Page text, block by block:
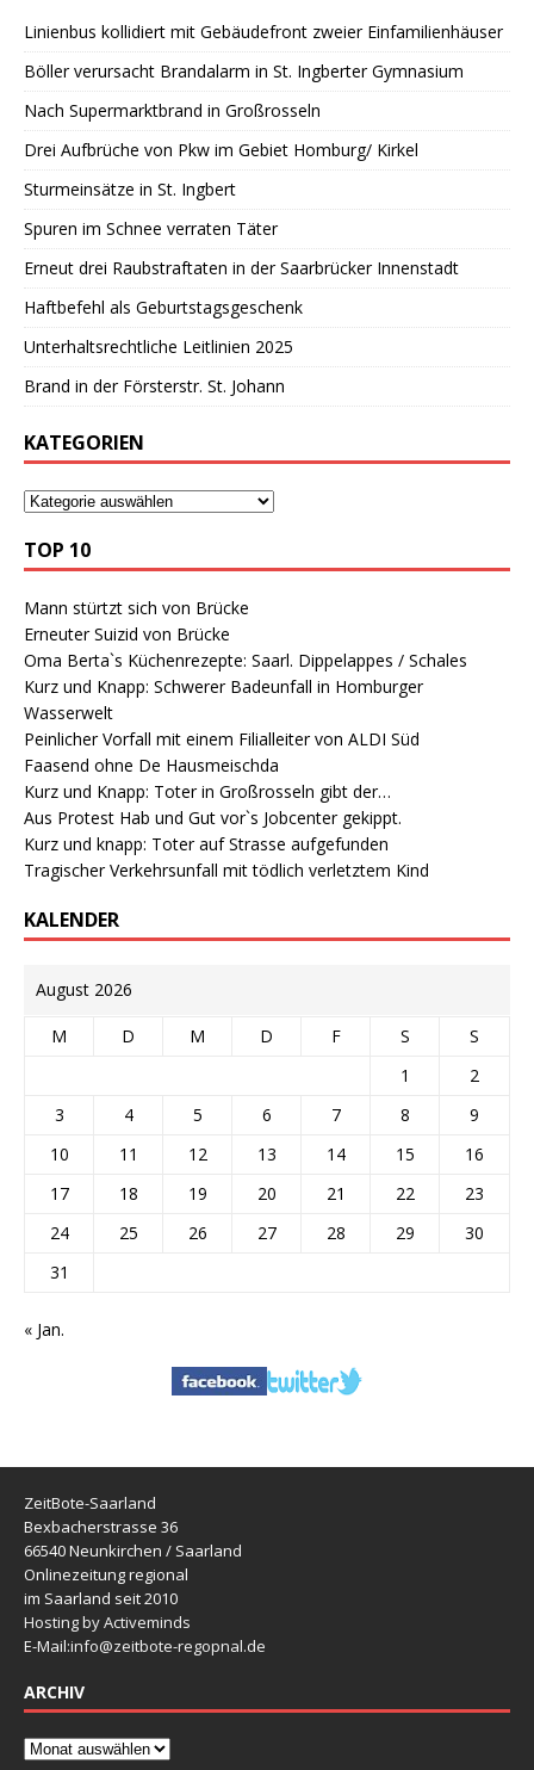
Linienbus kollidiert mit Gebäudefront zweier Einfamilienhäuser
Böller verursacht Brandalarm in St. Ingberter Gymnasium
Nach Supermarktbrand in Großrosseln
Drei Aufbrüche von Pkw im Gebiet Homburg/ Kirkel
Sturmeinsätze in St. Ingbert
Spuren im Schnee verraten Täter
Erneut drei Raubstraftaten in der Saarbrücker Innenstadt
Haftbefehl als Geburtstagsgeschenk
Unterhaltsrechtliche Leitlinien 2025
Brand in der Försterstr. St. Johann
KATEGORIEN
TOP 10
Mann stürtzt sich von Brücke
Erneuter Suizid von Brücke
Oma Berta`s Küchenrezepte: Saarl. Dippelappes / Schales
Kurz und Knapp: Schwerer Badeunfall in Homburger
Wasserwelt
Peinlicher Vorfall mit einem Filialleiter von ALDI Süd
Faasend ohne De Hausmeischda
Kurz und Knapp: Toter in Großrosseln gibt der…
Aus Protest Hab und Gut vor`s Jobcenter gekippt.
Kurz und knapp: Toter auf Strasse aufgefunden
Tragischer Verkehrsunfall mit tödlich verletztem Kind
KALENDER
August 2026
M D M D F S
S
1
2
3
4 5 6 7 8
9
10
11 12 13 14 15
16
17
18 19 20 21 22
23
24
25 26 27 28 29
30
31
« Jan.
ZeitBote-Saarland
Bexbacherstrasse 36
66540 Neunkirchen / Saarland
Onlinezeitung regional
im Saarland seit 2010
Hosting by Activeminds
E-Mail:info@zeitbote-regopnal.de
ARCHIV